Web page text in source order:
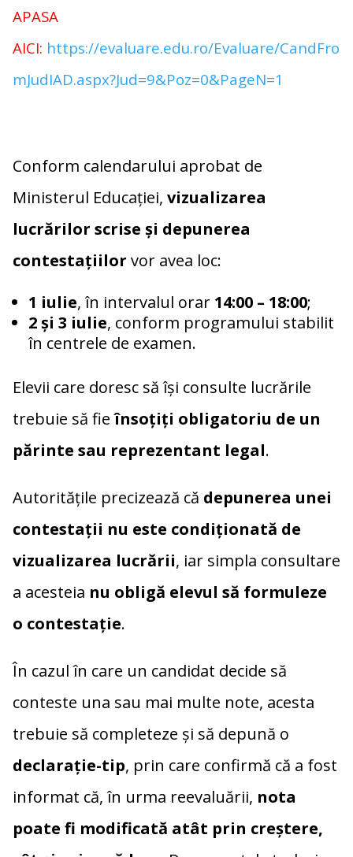
APASA
AICI: https://evaluare.edu.ro/Evaluare/CandFro
mJudIAD.aspx?Jud=9&Poz=0&PageN=1
Conform calendarului aprobat de
Ministerul Educației, vizualizarea
lucrărilor scrise și depunerea
contestațiilor vor avea loc:
1 iulie, în intervalul orar 14:00 – 18:00;
2 și 3 iulie, conform programului stabilit
în centrele de examen.
Elevii care doresc să își consulte lucrările
trebuie să fieînsoțiți obligatoriu de un
părinte sau reprezentant legal.
Autoritățile precizează că depunerea unei
contestații nu este condiționată de
vizualizarea lucrării, iar simpla consultare
a acesteia nu obligă elevul să formuleze
o contestație.
În cazul în care un candidat decide să
conteste una sau mai multe note, acesta
trebuie să completeze și să depună o
declarație-tip, prin care confirmă că a fost
informat că, în urma reevaluării, nota
poate fi modificată atât prin creștere,